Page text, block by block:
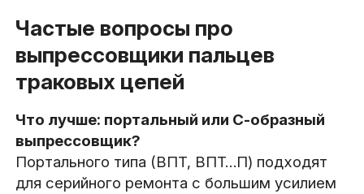
Частые вопросы про
выпрессовщики пальцев
траковых цепей
Что лучше: портальный или С-образный
выпрессовщик?
Портального типа (ВПТ, ВПТ…П) подходят
для серийного ремонта с большим усилием